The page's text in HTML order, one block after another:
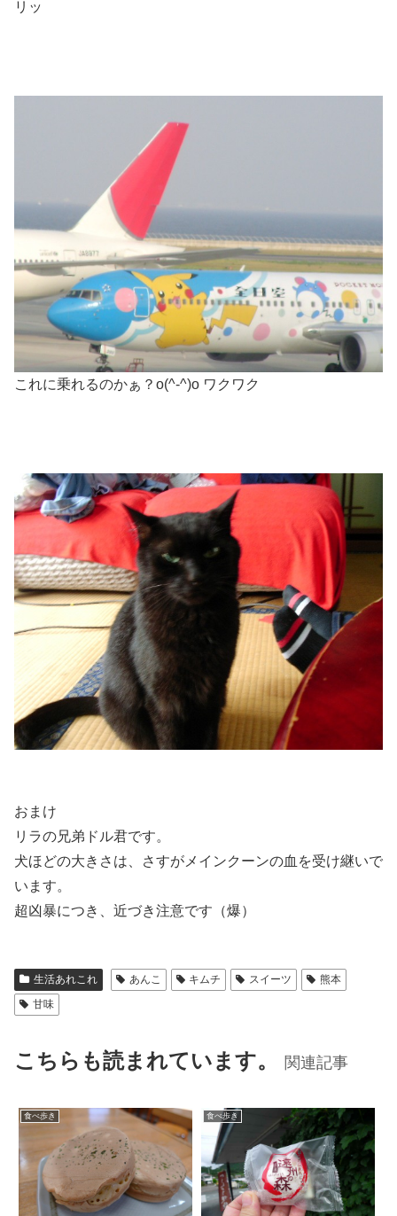
リッ
これに乗れるのかぁ？o(^-^)o ワクワク
おまけ
リラの兄弟ドル君です。
犬ほどの大きさは、さすがメインクーンの血を受け継いで
います。
超凶暴につき、近づき注意です（爆）
生活あれこれ あんこ キムチ スイーツ
熊本
甘味
こちらも読まれています。 関連記事
食べ歩き 食べ歩き